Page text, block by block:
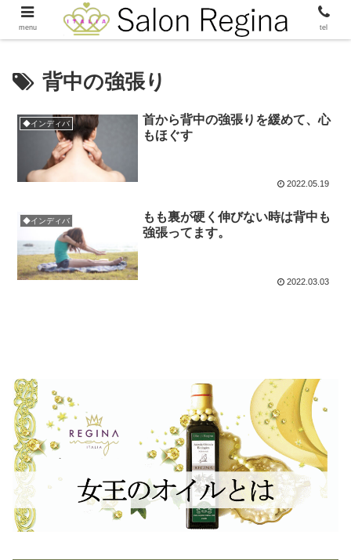
背中の強張り
◆インディバ
首から背中の強張りを緩めて、心
もほぐす
2022.05.19
◆インディバ
もも裏が硬く伸びない時は背中も
強張ってます。
2022.03.03
menu tel